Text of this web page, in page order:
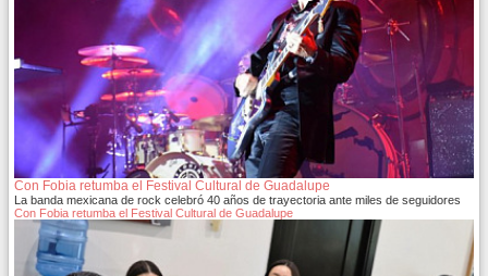
Con Fobia retumba el Festival Cultural de Guadalupe
La banda mexicana de rock celebró 40 años de trayectoria ante miles de seguidores
Con Fobia retumba el Festival Cultural de Guadalupe